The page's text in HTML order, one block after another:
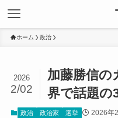
ホーム 政治
加藤勝信の
界で話題の
2026
2/02
政治 政治家 選挙 2026年